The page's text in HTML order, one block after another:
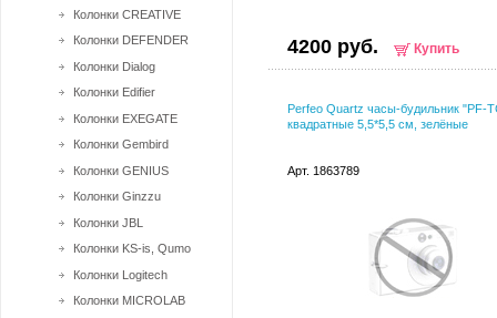
4200 руб. Купить
Perfeo Quartz часы-будильник "PF-
квадратные 5,5*5,5 см, зелёные
Арт. 1863789
Колонки CREATIVE
Колонки DEFENDER
Колонки Dialog
Колонки Edifier
Колонки EXEGATE
Колонки Gembird
Колонки GENIUS
Колонки Ginzzu
Колонки JBL
Колонки KS-is, Qumo
Колонки Logitech
Колонки MICROLAB